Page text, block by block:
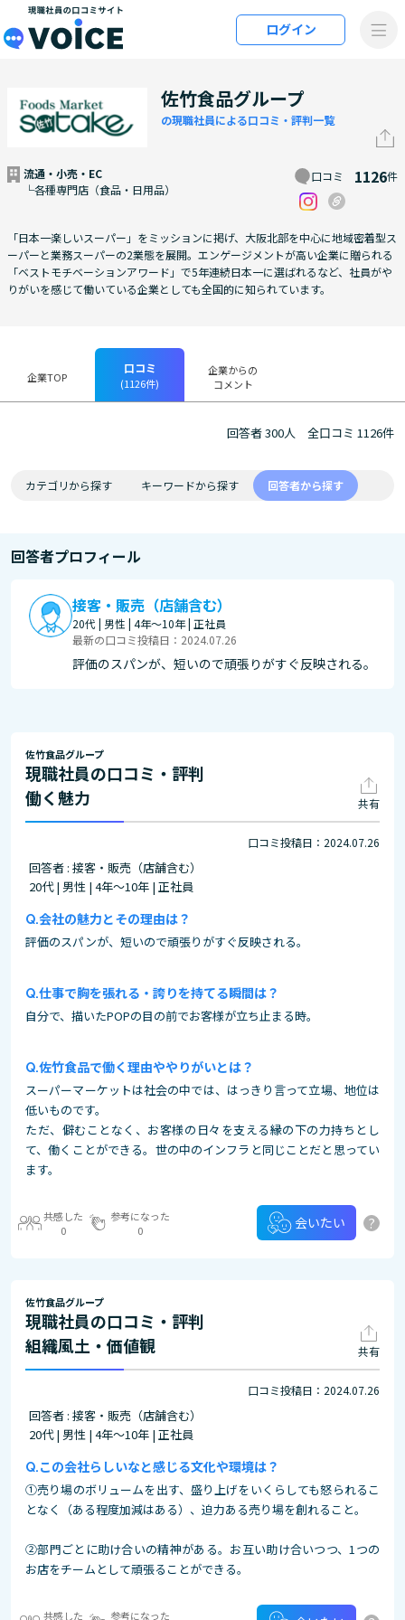
メインコンテンツにスキップ
ログイン
佐竹食品グループ
の現職社員による口コミ・評判一覧
流通・小売・EC
└各種専門店（食品・日用品）
口コミ 1126件
「日本一楽しいスーパー」をミッションに掲げ、大阪北部を中心に地域密着型ス
ーパーと業務スーパーの2業態を展開。エンゲージメントが高い企業に贈られる
「ベストモチベーションアワード」で5年連続日本一に選ばれるなど、社員がや
りがいを感じて働いている企業としても全国的に知られています。
企業TOP
口コミ
(1126件)
企業からの
コメント
回答者 300人 全口コミ 1126件
カテゴリから探す キーワードから探す 回答者から探す
回答者プロフィール
接客・販売（店舗含む）
20代 | 男性 | 4年～10年 | 正社員
最新の口コミ投稿日：2024.07.26
評価のスパンが、短いので頑張りがすぐ反映される。
佐竹食品グループ
現職社員の口コミ・評判
働く魅力
共有
口コミ投稿日：2024.07.26
回答者 : 接客・販売（店舗含む）
20代 | 男性 | 4年～10年 | 正社員
会社の魅力とその理由は？
評価のスパンが、短いので頑張りがすぐ反映される。
仕事で胸を張れる・誇りを持てる瞬間は？
自分で、描いたPOPの目の前でお客様が立ち止まる時。
佐竹食品で働く理由ややりがいとは？
スーパーマーケットは社会の中では、はっきり言って立場、地位は
低いものです。
ただ、僻むことなく、お客様の日々を支える縁の下の力持ちとし
て、働くことができる。世の中のインフラと同じことだと思ってい
ます。
共感した
0
参考になった
0
会いたい ?
佐竹食品グループ
現職社員の口コミ・評判
組織風土・価値観
共有
口コミ投稿日：2024.07.26
回答者 : 接客・販売（店舗含む）
20代 | 男性 | 4年～10年 | 正社員
この会社らしいなと感じる文化や環境は？
①売り場のボリュームを出す、盛り上げをいくらしても怒られるこ
となく（ある程度加減はある）、迫力ある売り場を創れること。
②部門ごとに助け合いの精神がある。お互い助け合いつつ、1つの
お店をチームとして頑張ることができる。
共感した 参考になった